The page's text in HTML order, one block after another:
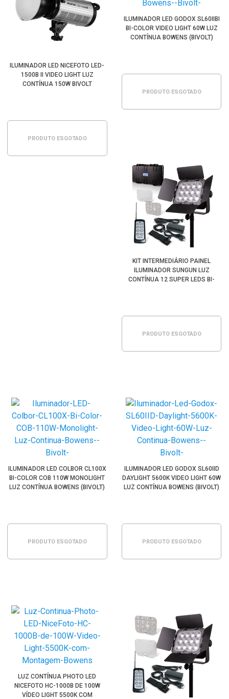
ILUMINADOR LED NICEFOTO LED-
1500B II VIDEO LIGHT LUZ
CONTÍNUA 150W BIVOLT
PRODUTO ESGOTADO
ILUMINADOR LED GODOX SL60IIBI
BI-COLOR VIDEO LIGHT 60W LUZ
CONTÍNUA BOWENS (BIVOLT)
PRODUTO ESGOTADO
KIT INTERMEDIÁRIO PAINEL
ILUMINADOR SUNGUN LUZ
CONTÍNUA 12 SUPER LEDS BI-
PRODUTO ESGOTADO
ILUMINADOR LED COLBOR CL100X
BI-COLOR COB 110W MONOLIGHT
LUZ CONTÍNUA BOWENS (BIVOLT)
PRODUTO ESGOTADO
ILUMINADOR LED GODOX SL60IID
DAYLIGHT 5600K VIDEO LIGHT 60W
LUZ CONTÍNUA BOWENS (BIVOLT)
PRODUTO ESGOTADO
LUZ CONTÍNUA PHOTO LED
NICEFOTO HC-1000B DE 100W
VÍDEO LIGHT 5500K COM